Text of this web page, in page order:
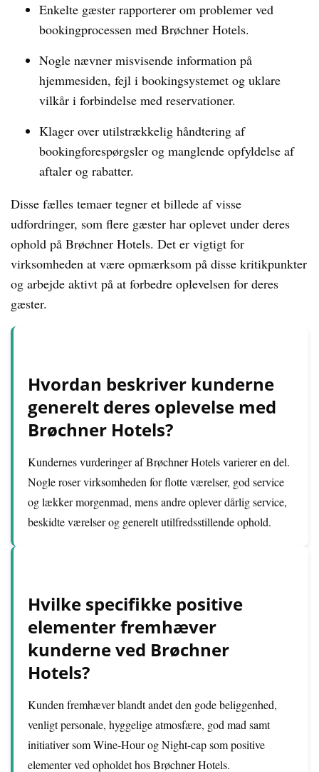
Enkelte gæster rapporterer om problemer ved
bookingprocessen med Brøchner Hotels.
Nogle nævner misvisende information på
hjemmesiden, fejl i bookingsystemet og uklare
vilkår i forbindelse med reservationer.
Klager over utilstrækkelig håndtering af
bookingforespørgsler og manglende opfyldelse af
aftaler og rabatter.
Disse fælles temaer tegner et billede af visse
udfordringer, som flere gæster har oplevet under deres
ophold på Brøchner Hotels. Det er vigtigt for
virksomheden at være opmærksom på disse kritikpunkter
og arbejde aktivt på at forbedre oplevelsen for deres
gæster.
Hvordan beskriver kunderne
generelt deres oplevelse med
Brøchner Hotels?
Kundernes vurderinger af Brøchner Hotels varierer en del.
Nogle roser virksomheden for flotte værelser, god service
og lækker morgenmad, mens andre oplever dårlig service,
beskidte værelser og generelt utilfredsstillende ophold.
Hvilke specifikke positive
elementer fremhæver
kunderne ved Brøchner
Hotels?
Kunden fremhæver blandt andet den gode beliggenhed,
venligt personale, hyggelige atmosfære, god mad samt
initiativer som Wine-Hour og Night-cap som positive
elementer ved opholdet hos Brøchner Hotels.